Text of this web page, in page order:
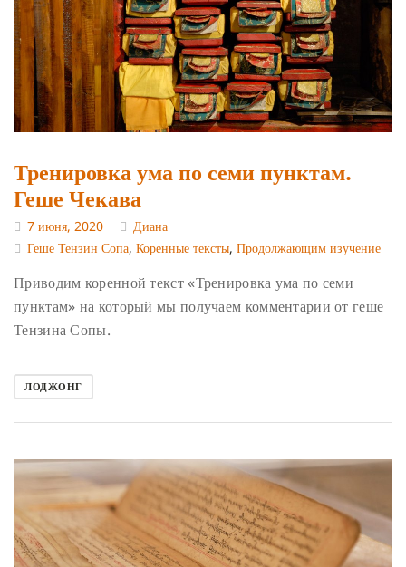
Тренировка ума по семи пунктам.
Геше Чекава
7 июня, 2020
Диана
Геше Тензин Сопа, Коренные тексты, Продолжающим изучение
Приводим коренной текст «Тренировка ума по семи
пунктам» на который мы получаем комментарии от геше
Тензина Сопы.
ЛОДЖОНГ